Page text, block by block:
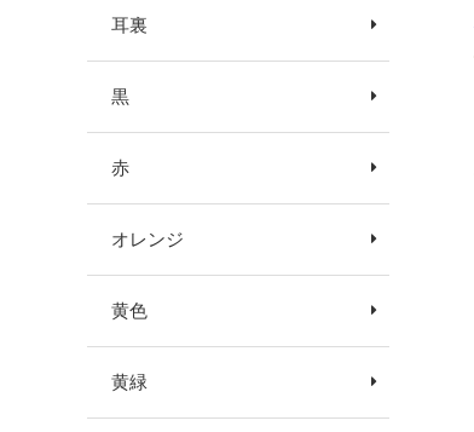
耳裏
黒
赤
オレンジ
黄色
黄緑